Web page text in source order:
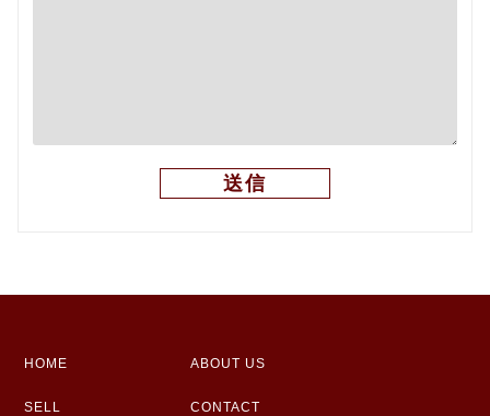
HOME ABOUT US
SELL CONTACT